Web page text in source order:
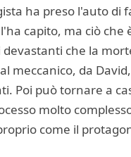
ha preso l'auto di
capito, ma ciò che
che la
meccanico, da
Poi può tornare a
molto
come il